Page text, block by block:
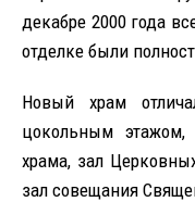
декабре 2000 года
отделке были
Новый храм
цокольным
храма, зал
зал совещания